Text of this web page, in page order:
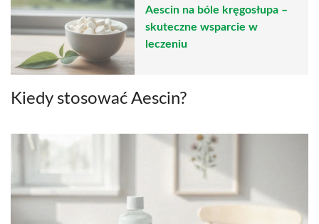
Aescin na bóle kręgosłupa –
skuteczne wsparcie w
leczeniu
Kiedy stosować Aescin?